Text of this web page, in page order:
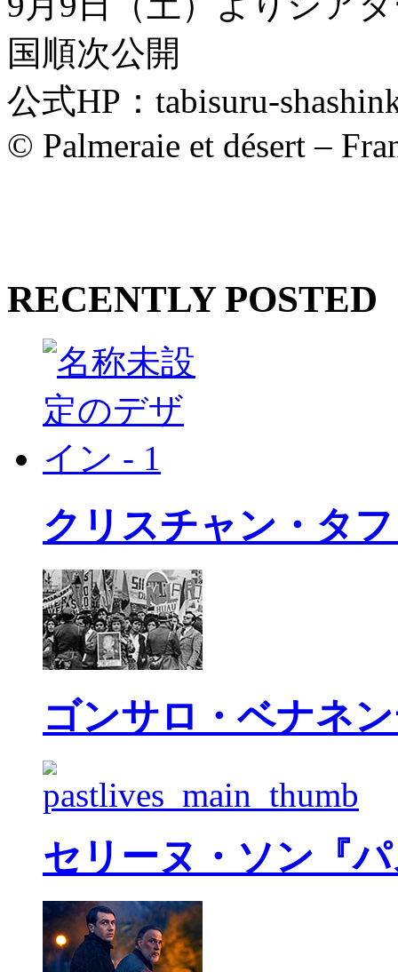
国順次公開
公式HP：tabisuru-
© Palmeraie et désert –
RECENTLY POSTED
クリスチャン・タ
ゴンサロ・ベナネ
セリーヌ・ソン『